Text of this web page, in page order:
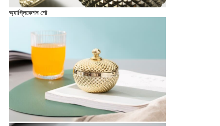
অ্যাপ্লিকেশন শো